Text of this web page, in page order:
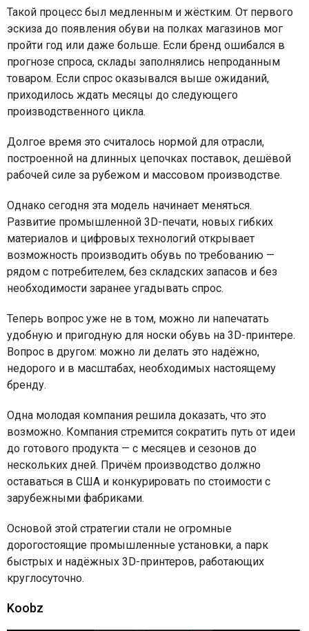
Такой процесс был медленным и жёстким. От первого
эскиза до появления обуви на полках магазинов мог
пройти год или даже больше. Если бренд ошибался в
прогнозе спроса, склады заполнялись непроданным
товаром. Если спрос оказывался выше ожиданий,
приходилось ждать месяцы до следующего
производственного цикла.
Долгое время это считалось нормой для отрасли,
построенной на длинных цепочках поставок, дешёвой
рабочей силе за рубежом и массовом производстве.
Однако сегодня эта модель начинает меняться.
Развитие промышленной 3D-печати, новых гибких
материалов и цифровых технологий открывает
возможность производить обувь по требованию —
рядом с потребителем, без складских запасов и без
необходимости заранее угадывать спрос.
Теперь вопрос уже не в том, можно ли напечатать
удобную и пригодную для носки обувь на 3D-принтере.
Вопрос в другом: можно ли делать это надёжно,
недорого и в масштабах, необходимых настоящему
бренду.
Одна молодая компания решила доказать, что это
возможно. Компания стремится сократить путь от идеи
до готового продукта — с месяцев и сезонов до
нескольких дней. Причём производство должно
оставаться в США и конкурировать по стоимости с
зарубежными фабриками.
Основой этой стратегии стали не огромные
дорогостоящие промышленные установки, а парк
быстрых и надёжных 3D-принтеров, работающих
круглосуточно.
Koobz